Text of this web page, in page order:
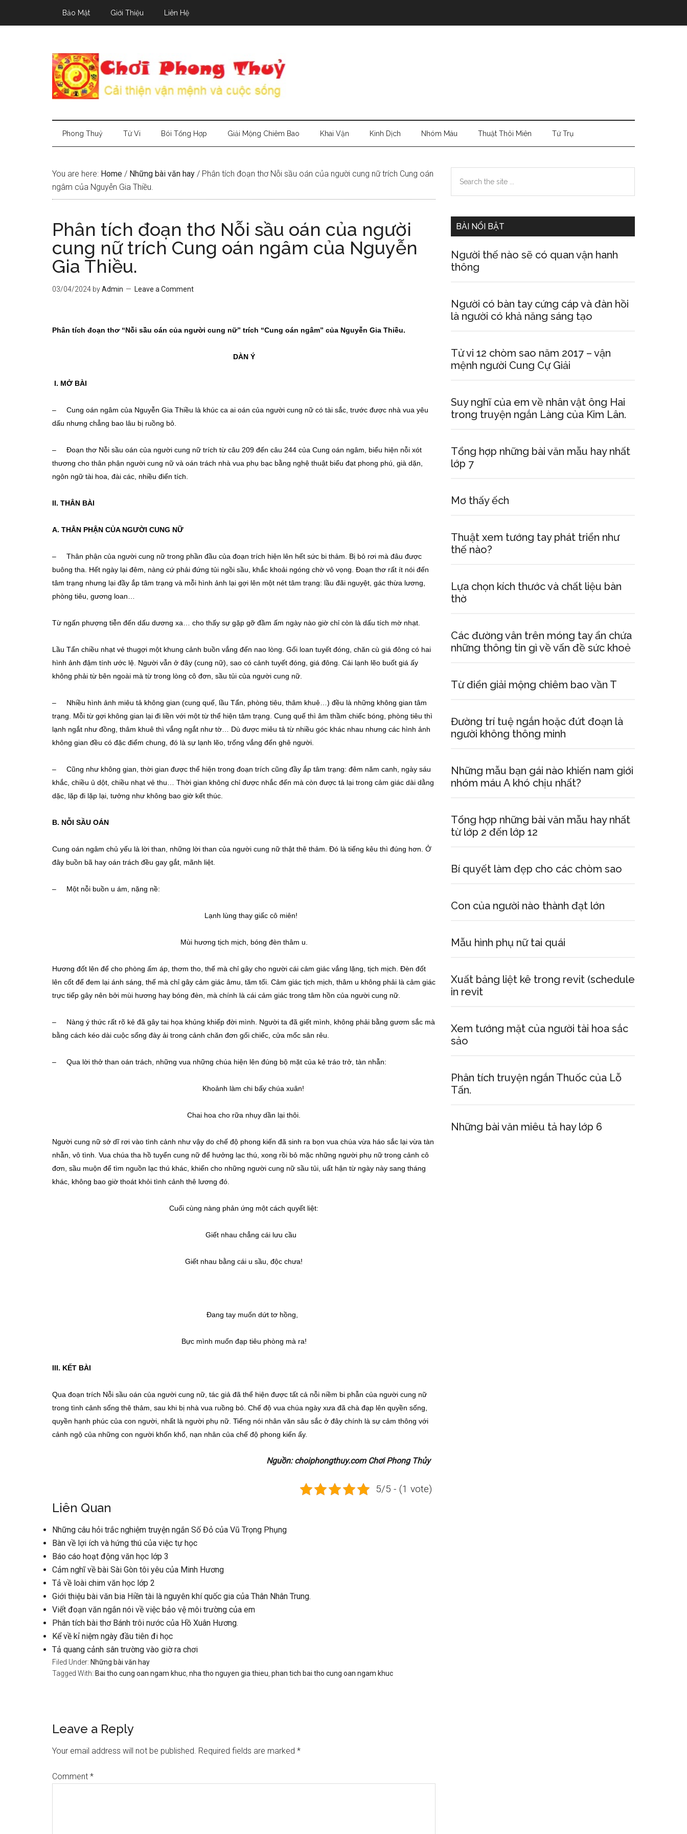
Bảo Mật Giới Thiệu Liên Hệ
Phong Thuỷ Tử Vi Bói Tổng Hợp Giải Mộng Chiêm Bao Khai Vận Kinh Dịch Nhóm Máu Thuật Thôi Miên Tứ Trụ
You are here: Home / Những bài văn hay / Phân tích đoạn thơ Nỗi sầu oán của người cung nữ trích Cung oán
ngâm của Nguyễn Gia Thiều.
Phân tích đoạn thơ Nỗi sầu oán của người
cung nữ trích Cung oán ngâm của Nguyễn
Gia Thiều.
03/04/2024 byAdmin Leave a Comment
Phân tích đoạn thơ “Nỗi sầu oán của người cung nữ” trích “Cung oán ngâm” của Nguyễn Gia Thiều.
DÀN Ý
I. MỞ BÀI
– Cung oán ngâm của Nguyễn Gia Thiều là khúc ca ai oán của người cung nữ có tài sắc, trước được nhà vua yêu
dấu nhưng chẳng bao lâu bị ruồng bỏ.
– Đoạn thơ Nỗi sầu oán của người cung nữ trích từ câu 209 đến câu 244 của Cung oán ngâm, biểu hiện nỗi xót
thương cho thân phận người cung nữ và oán trách nhà vua phụ bạc bằng nghệ thuật biểu đạt phong phú, già dặn,
ngôn ngữ tài hoa, đài các, nhiều điển tích.
II. THÂN BÀI
A. THÂN PHẬN CỦA NGƯỜI CUNG NỮ
– Thân phận của người cung nữ trong phần đầu của đoạn trích hiện lên hết sức bi thảm. Bị bỏ rơi mà đâu được
buông tha. Hết ngày lại đêm, nàng cứ phải đứng tủi ngồi sầu, khắc khoải ngóng chờ vô vọng. Đoạn thơ rất ít nói đến
tâm trạng nhưng lại đầy ắp tâm trạng và mỗi hình ảnh lại gợi lên một nét tâm trạng: lầu đãi nguyệt, gác thừa lương,
phòng tiêu, gương loan…
Từ ngấn phượng tiễn đến dấu dương xa… cho thấy sự gặp gỡ đầm ấm ngày nào giờ chỉ còn là dấu tích mờ nhạt.
Lầu Tẩn chiều nhạt vẻ thugợi một khung cảnh buồn vắng đến nao lòng. Gối loan tuyết đóng, chăn cù giá đông có hai
hình ảnh đậm tính ước lệ. Người vẫn ở đây (cung nữ), sao có cảnh tuyết đóng, giá đông. Cái lạnh lẽo buốt giá ấy
không phải từ bên ngoài mà từ trong lòng cô đơn, sầu tủi của người cung nữ.
– Nhiều hình ảnh miêu tả không gian (cung quế, lầu Tẩn, phòng tiêu, thâm khuê…) đều là những không gian tâm
trạng. Mỗi từ gợi không gian lại đi liền với một từ thể hiện tâm trạng. Cung quế thì âm thầm chiếc bóng, phòng tiêu thì
lạnh ngắt như đồng, thâm khuê thì vắng ngắt như tờ… Dù được miêu tả từ nhiều góc khác nhau nhưng các hình ảnh
không gian đều có đặc điểm chung, đó là sự lạnh lẽo, trống vắng đến ghê người.
– Cũng như không gian, thời gian được thể hiện trong đoạn trích cũng đầy ắp tâm trạng: đêm năm canh, ngày sáu
khắc, chiều ủ dột, chiều nhạt vẻ thu… Thời gian không chỉ được nhắc đến mà còn được tả lại trong cảm giác dài dằng
dặc, lặp đi lặp lại, tưởng như không bao giờ kết thúc.
B. NỖI SẦU OÁN
Cung oán ngâm chủ yếu là lời than, những lời than của người cung nữ thật thê thảm. Đó là tiếng kêu thì đúng hơn. Ở
đây buồn bã hay oán trách đều gay gắt, mãnh liệt.
– Một nỗi buồn u ám, nặng nề:
Lạnh lùng thay giấc cô miên!
Mùi hương tịch mịch, bóng đèn thâm u.
Hương đốt lên để cho phòng ấm áp, thơm tho, thế mà chỉ gây cho người cái cảm giác vắng lặng, tịch mịch. Đèn đốt
lên cốt đế đem lại ánh sáng, thế mà chỉ gây cảm giác âmu, tăm tối. Cảm giác tịch mịch, thâm u không phải là cảm giác
trực tiếp gây nên bởi mùi hương hay bóng đèn, mà chính là cái cảm giác trong tâm hồn của người cung nữ.
– Nàng ý thức rất rõ kẻ đã gây tai họa khủng khiếp đời mình. Người ta đã giết mình, không phải bằng gươm sắc mà
bằng cách kéo dài cuộc sống đày ải trong cảnh chăn đơn gối chiếc, cửa mốc sân rêu.
– Qua lời thở than oán trách, những vua những chúa hiện lên đúng bộ mặt của kẻ tráo trở, tàn nhẫn:
Khoảnh làm chi bấy chúa xuân!
Chai hoa cho rữa nhụy dần lại thôi.
Người cung nữ sở dĩ rơi vào tình cảnh như vậy do chế độ phong kiến đã sinh ra bọn vua chúa vừa háo sắc lại vừa tàn
nhẫn, vô tình. Vua chúa tha hồ tuyển cung nữ để hưởng lạc thú, xong rồi bỏ mặc những người phụ nữ trong cảnh cô
đơn, sầu muộn để tìm nguồn lạc thú khác, khiến cho những người cung nữ sầu tủi, uất hận từ ngày này sang tháng
khác, không bao giờ thoát khỏi tình cảnh thê lương đó.
Cuối cùng nàng phản ứng một cách quyết liệt:
Giết nhau chẳng cái lưu cầu
Giết nhau bằng cái u sầu, độc chưa!
Đang tay muốn dứt tơ hồng,
Bực mình muốn đạp tiêu phòng mà ra!
III. KẾT BÀI
Qua đoạn trích Nỗi sầu oán của người cung nữ, tác giả đã thể hiện được tất cả nỗi niềm bi phẫn của người cung nữ
trong tình cảnh sống thê thảm, sau khi bị nhà vua ruồng bỏ. Chế độ vua chúa ngày xưa đã chà đạp lên quyền sống,
quyền hạnh phúc của con người, nhất là người phụ nữ. Tiếng nói nhân văn sâu sắc ở đây chính là sự cảm thông với
cảnh ngộ của những con người khốn khổ, nạn nhân của chế độ phong kiến ấy.
Nguồn: choiphongthuy.com Chơi Phong Thủy
5/5 - (1 vote)
Liên Quan
Những câu hỏi trắc nghiệm truyện ngắn Số Đỏ của Vũ Trọng Phụng
Bàn về lợi ích và hứng thú của việc tự học
Báo cáo hoạt động văn học lớp 3
Cảm nghĩ về bài Sài Gòn tôi yêu của Minh Hương
Tả về loài chim văn học lớp 2
Giới thiệu bài văn bia Hiền tài là nguyên khí quốc gia của Thân Nhân Trung.
Viết đoạn văn ngắn nói về việc bảo vệ môi trường của em
Phân tích bài thơ Bánh trôi nước của Hồ Xuân Hương.
Kể về kỉ niệm ngày đầu tiên đi học
Tả quang cảnh sân trường vào giờ ra chơi
Filed Under: Những bài văn hay
Tagged With: Bai tho cung oan ngam khuc nha tho nguyen gia thieu phan tich bai tho cung oan ngam khuc
Reader
Interactions
Leave a Reply
Your email address will not be published. Required fields are marked *
Comment *
Primary
Sidebar
the
BÀI NỔI BẬT
Người thế nào sẽ có quan vận hanh
thông
Người có bàn tay cứng cáp và đàn hồi
là người có khả năng sáng tạo
Tử vi 12 chòm sao năm 2017 – vận
mệnh người Cung Cự Giải
Suy nghĩ của em về nhân vật ông Hai
trong truyện ngắn Làng của Kim Lân.
Tổng hợp những bài văn mẫu hay nhất
lớp 7
Mơ thấy ếch
Thuật xem tướng tay phát triển như
thế nào?
Lựa chọn kích thước và chất liệu bàn
thờ
Các đường vân trên móng tay ẩn chứa
những thông tin gì về vấn đề sức khoẻ
Từ điển giải mộng chiêm bao vần T
Đường trí tuệ ngắn hoặc đứt đoạn là
người không thông minh
Những mẫu bạn gái nào khiến nam giới
nhóm máu A khó chịu nhất?
Tổng hợp những bài văn mẫu hay nhất
từ lớp 2 đến lớp 12
Bí quyết làm đẹp cho các chòm sao
Con của người nào thành đạt lớn
Mẫu hình phụ nữ tai quái
Xuất bảng liệt kê trong revit (schedule
in revit
Xem tướng mặt của người tài hoa sắc
sảo
Phân tích truyện ngắn Thuốc của Lỗ
Tấn.
Những bài văn miêu tả hay lớp 6